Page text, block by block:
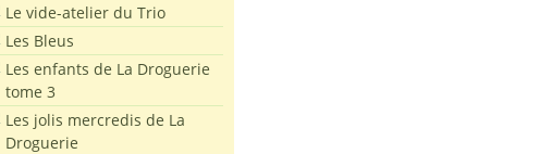
Le vide-atelier du Trio
Les Bleus
Les enfants de La Droguerie
tome 3
Les jolis mercredis de La
Droguerie